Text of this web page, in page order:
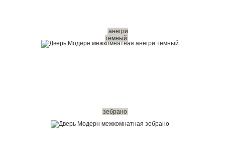
анегри
тёмный
зебрано